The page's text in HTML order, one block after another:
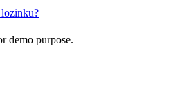
demo purpose.